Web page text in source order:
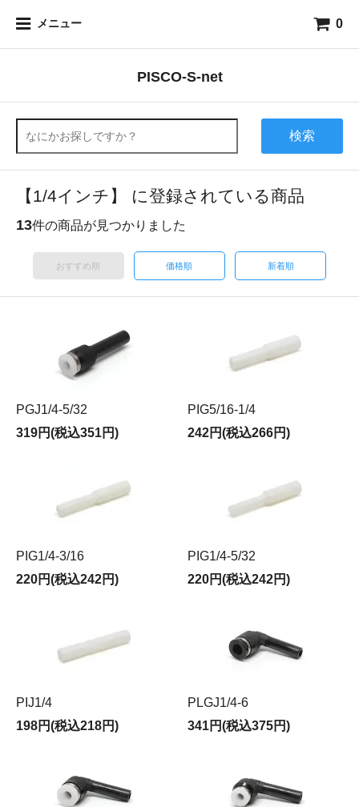
メニュー 0
PISCO-S-net
検索
【1/4インチ】 に登録されている商品
13件の商品が見つかりました
おすすめ順 価格順 新着順
PGJ1/4-5/32
319円(税込351円)
PIG5/16-1/4
242円(税込266円)
PIG1/4-3/16
220円(税込242円)
PIG1/4-5/32
220円(税込242円)
PIJ1/4
198円(税込218円)
PLGJ1/4-6
341円(税込375円)